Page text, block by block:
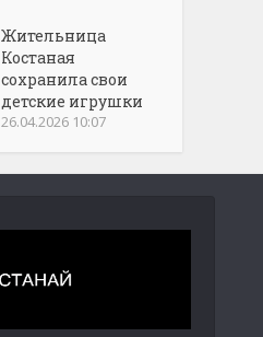
Жительница
Костаная
сохранила свои
детские игрушки
26.04.2026 10:07